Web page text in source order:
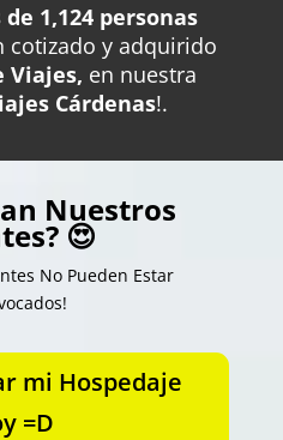
de 1,124 personas
cotizado y adquirido
Viajes, en nuestra
Cárdenas!.
Nuestros
😍
No Pueden Estar
mi Hospedaje
=D